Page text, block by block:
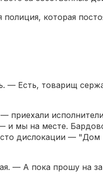
которая
— Есть, товарищ
приехали
и мы на месте.
дислокации — "Дом
— А пока прошу на